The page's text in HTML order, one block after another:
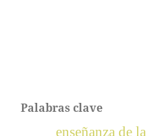
Palabras clave
enseñanza de